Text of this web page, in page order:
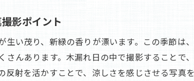
季節ごとの旅館の楽しみ方と写
旅館での四季の滞在を特別な写
影ポイント
生い茂り、新緑の香りが漂います。この季節
さんあります。木漏れ日の中で撮影すること
射を活かすことで、涼しさを感じさせる写真